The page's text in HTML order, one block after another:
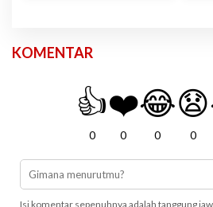
KOMENTAR
👍
0
❤️
0
😂
0
😧
0
Isi komentar sepenuhnya adalah tanggung